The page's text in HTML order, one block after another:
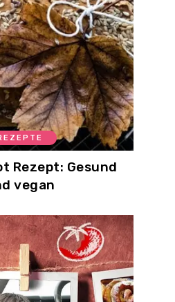
Rezept: Gesund
vegan